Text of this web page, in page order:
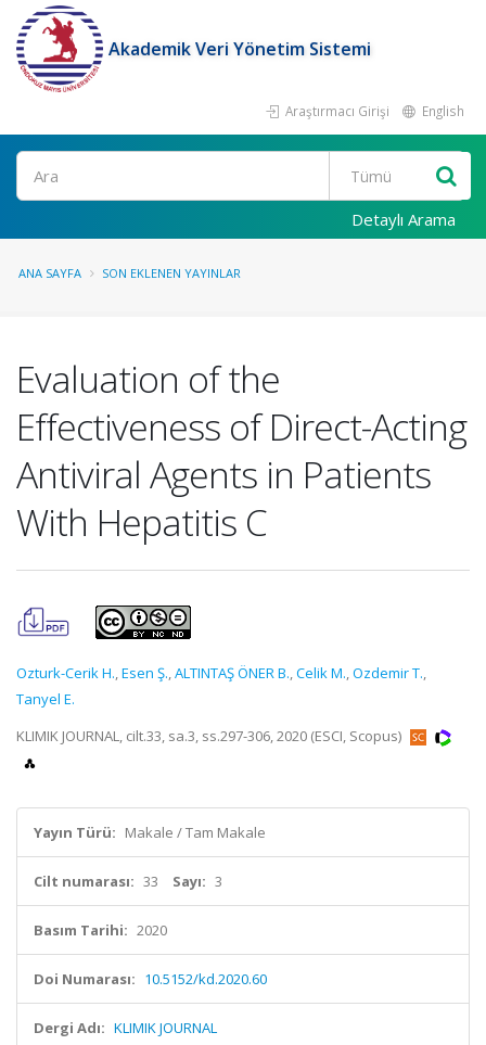
Akademik Veri Yönetim Sistemi
Araştırmacı Girişi English
Ara
Detaylı Arama
ANA SAYFA SON EKLENEN YAYINLAR
Evaluation of the
Effectiveness of Direct-Acting
Antiviral Agents in Patients
With Hepatitis C
Ozturk-Cerik H.,Esen Ş.,ALTINTAŞ ÖNER B.,Celik M.,Ozdemir T.,
Tanyel E.
KLIMIK JOURNAL, cilt.33, sa.3, ss.297-306, 2020 (ESCI, Scopus)
Yayın Türü: Makale / Tam Makale
Cilt numarası: 33 Sayı: 3
Basım Tarihi: 2020
Doi Numarası: 10.5152/kd.2020.60
Dergi Adı: KLIMIK JOURNAL